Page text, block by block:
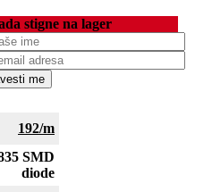
stigne na lager
me
192/m
SMD
diode